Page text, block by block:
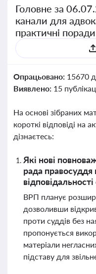
Головне за
канали для
практичні поради
Опрацьовано: 15670
Виявлено: 15
На основі зібраних
короткі відповіді на
дізнаєтесь:
Які нові
рада
відповідальності
ВРП планує
дозволивши
проти суддів без
пропонується
матеріали
підставу для